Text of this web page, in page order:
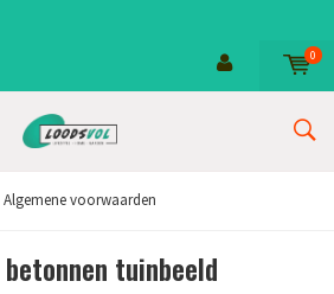
0
Algemene voorwaarden
tuinbeeld